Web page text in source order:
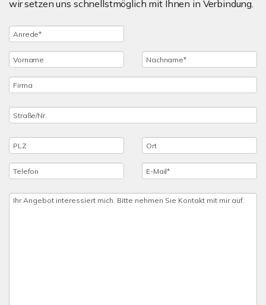
wir setzen uns schnellstmöglich mit Ihnen in Verbindung.